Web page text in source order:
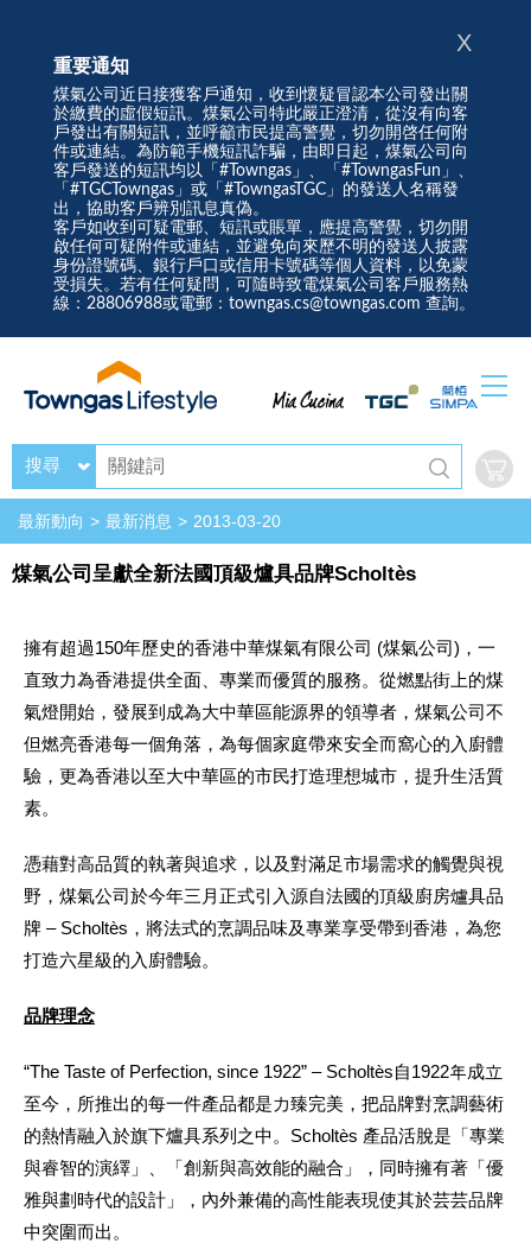
重要通知
煤氣公司近日接獲客戶通知，收到懷疑冒認本公司發出關
於繳費的虛假短訊。煤氣公司特此嚴正澄清，從沒有向客
戶發出有關短訊，並呼籲市民提高警覺，切勿開啓任何附
件或連結。為防範手機短訊詐騙，由即日起，煤氣公司向
客戶發送的短訊均以「#Towngas」、「#TowngasFun」、
「#TGCTowngas」或「#TowngasTGC」的發送人名稱發
出，協助客戶辨別訊息真偽。
客戶如收到可疑電郵、短訊或賬單，應提高警覺，切勿開
啟任何可疑附件或連結，並避免向來歷不明的發送人披露
身份證號碼、銀行戶口或信用卡號碼等個人資料，以免蒙
受損失。若有任何疑問，可隨時致電煤氣公司客戶服務熱
線：28806988或電郵：towngas.cs@towngas.com 查詢。
X
搜尋
最新動向 最新消息 2013-03-20
煤氣公司呈獻全新法國頂級爐具品牌Scholtès
擁有超過150年歷史的香港中華煤氣有限公司 (煤氣公司)，一
直致力為香港提供全面、專業而優質的服務。從燃點街上的煤
氣燈開始，發展到成為大中華區能源界的領導者，煤氣公司不
但燃亮香港每一個角落，為每個家庭帶來安全而窩心的入廚體
驗，更為香港以至大中華區的市民打造理想城市，提升生活質
素。
憑藉對高品質的執著與追求，以及對滿足市場需求的觸覺與視
野，煤氣公司於今年三月正式引入源自法國的頂級廚房爐具品
牌 – Scholtès，將法式的烹調品味及專業享受帶到香港，為您
打造六星級的入廚體驗。
品牌理念
“The Taste of Perfection, since 1922” – Scholtès自1922年成立
至今，所推出的每一件產品都是力臻完美，把品牌對烹調藝術
的熱情融入於旗下爐具系列之中。Scholtès 產品活脫是「專業
與睿智的演繹」、「創新與高效能的融合」，同時擁有著「優
雅與劃時代的設計」，內外兼備的高性能表現使其於芸芸品牌
中突圍而出。